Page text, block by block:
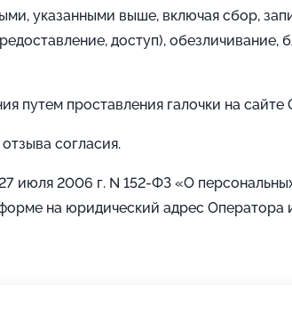
указанными выше, включая сбор,
доступ),
путем проставления галочки на сайте
согласия.
июля 2006 г. N 152-ФЗ «О
на юридический адрес